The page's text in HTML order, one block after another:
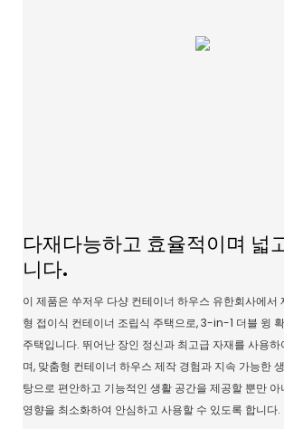
다재다능하고 효율적이며 넓
니다.
이 제품은 쑤저우 다샹 컨테이너 하우스 유한회사에서
형 접이식 컨테이너 조립식 주택으로, 3-in-1 더블 윙
주택입니다. 뛰어난 장인 정신과 최고급 자재를 사용
며, 맞춤형 컨테이너 하우스 제작 경험과 지속 가능한
탕으로 편안하고 기능적인 생활 공간을 제공할 뿐만
영향을 최소화하여 안심하고 사용할 수 있도록 합니다.